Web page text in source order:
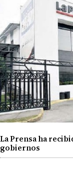
La Prensa ha
gobiernos